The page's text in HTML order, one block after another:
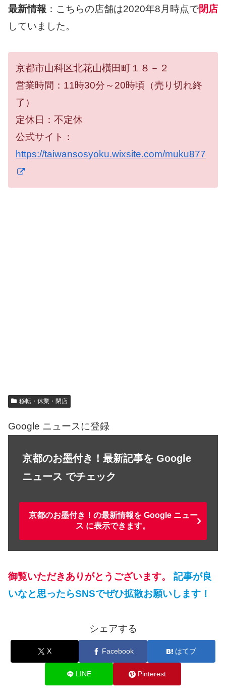
最新情報 ：こちらの店舗は2020年8月時点で閉店
していました。
京都市山科区北花山橫田町１８－２
営業時間：11時30分～20時頃（売り切れ終
了）
定休日：不定休
公式サイト：
https://taiwansosyoku.wixsite.com/muku877
移転・休業・閉店
Google ニュースに登録
京都のお墨付き！最新記事を Google
ニュース でチェック
京都のお墨付き！の最新情報を Google ニュー
ス に表示できます。
御覧いただきありがとうございます。
記事が良
いなと思ったらSNSでぜひ拡散お願いします！
シェアする
X Facebook はてブ
LINE Pinterest